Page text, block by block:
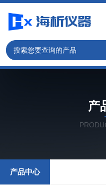
产
产品中心